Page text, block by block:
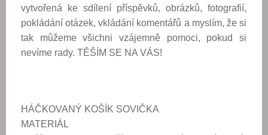
vytvořená ke sdílení příspěvků, obrázků, fotografií,
pokládání otázek, vkládání komentářů a myslím, že si
tak můžeme všichni vzájemně pomoci, pokud si
nevíme rady. TĚŠÍM SE NA VÁS!
HÁČKOVANÝ KOŠÍK SOVIČKA
MATERIÁL